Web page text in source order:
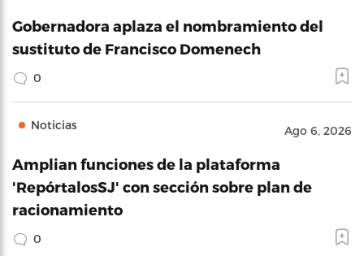
Gobernadora aplaza el nombramiento del
sustituto de Francisco Domenech
0
Noticias Ago 6, 2026
Amplian funciones de la plataforma
'RepórtalosSJ' con sección sobre plan de
racionamiento
0